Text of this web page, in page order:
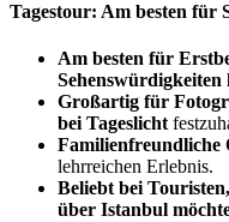
Tagestour: Am besten für
Am besten für
Sehenswürdigkeiten
Großartig für
bei Tageslicht
Familienfreundliche
lehrreichen Erlebnis.
Beliebt bei
über Istanbul